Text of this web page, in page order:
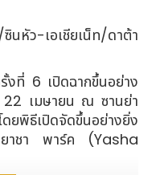
นหัว-เอเชียเน็ท/ดาต้า
งที่ 6 เปิดฉากขึ้นอย่าง
22 เมษายน ณ ซานย่า
ยพิธีเปิดจัดขึ้นอย่างยิ่ง
ยาชา พาร์ค (Yasha